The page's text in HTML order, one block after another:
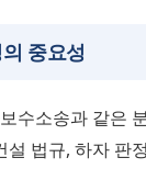
중요성
수소송과 같은
법규, 하자 판